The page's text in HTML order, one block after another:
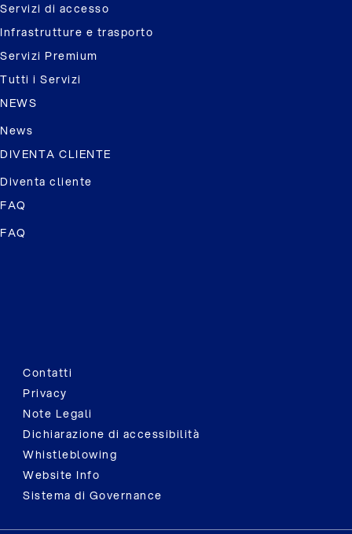
Servizi di accesso
Infrastrutture e trasporto
Servizi Premium
Tutti i Servizi
NEWS
News
DIVENTA CLIENTE
Diventa cliente
FAQ
FAQ
Contatti
Privacy
Note Legali
Dichiarazione di accessibilità
Whistleblowing
Website Info
Sistema di Governance